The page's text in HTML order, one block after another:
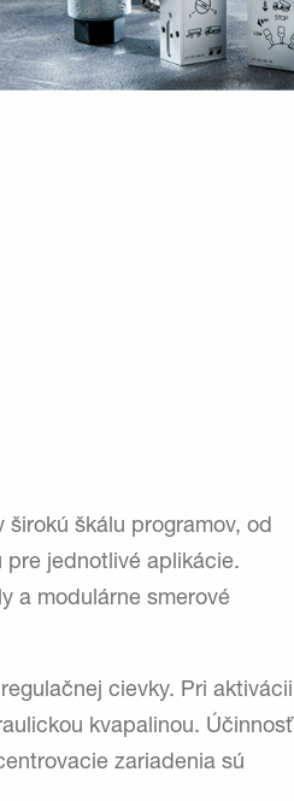
škálu programov, od
pre jednotlivé aplikácie.
a modulárne smerové
cievky. Pri aktivácii
kvapalinou. Účinnosť
zariadenia sú